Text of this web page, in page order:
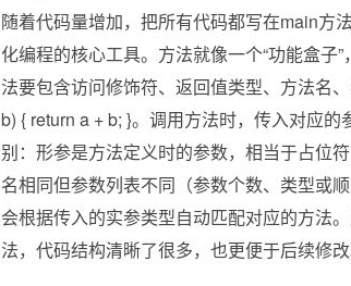
随着代码量增加，把所有代码都写在main方
化编程的核心工具。方法就像一个“功能盒
法要包含访问修饰符、返回值类型、方法名
b) { return a + b; }。调用方法时，传入对应的
别：形参是方法定义时的参数，相当于占位
名相同但参数列表不同（参数个数、类型或
会根据传入的实参类型自动匹配对应的方法
法，代码结构清晰了很多，也更便于后续修改